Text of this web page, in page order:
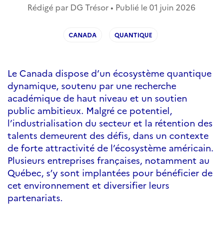
Rédigé par DG Trésor • Publié le01 juin 2026
CANADA QUANTIQUE
Le Canada dispose d’un écosystème quantique
dynamique, soutenu par une recherche
académique de haut niveau et un soutien
public ambitieux. Malgré ce potentiel,
l’industrialisation du secteur et la rétention des
talents demeurent des défis, dans un contexte
de forte attractivité de l’écosystème américain.
Plusieurs entreprises françaises, notamment au
Québec, s’y sont implantées pour bénéficier de
cet environnement et diversifier leurs
partenariats.